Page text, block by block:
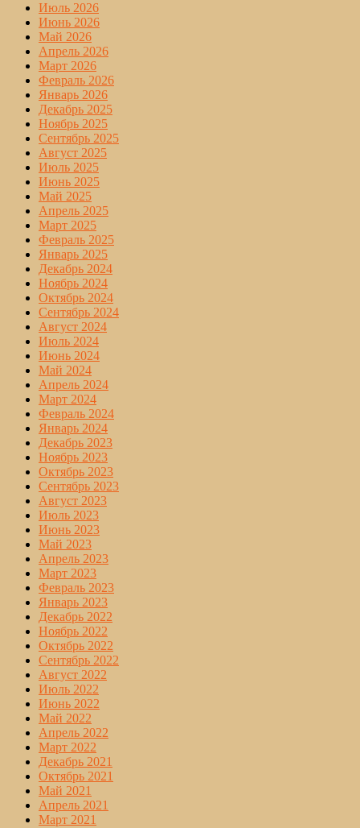
Июль 2026
Июнь 2026
Май 2026
Апрель 2026
Март 2026
Февраль 2026
Январь 2026
Декабрь 2025
Ноябрь 2025
Сентябрь 2025
Август 2025
Июль 2025
Июнь 2025
Май 2025
Апрель 2025
Март 2025
Февраль 2025
Январь 2025
Декабрь 2024
Ноябрь 2024
Октябрь 2024
Сентябрь 2024
Август 2024
Июль 2024
Июнь 2024
Май 2024
Апрель 2024
Март 2024
Февраль 2024
Январь 2024
Декабрь 2023
Ноябрь 2023
Октябрь 2023
Сентябрь 2023
Август 2023
Июль 2023
Июнь 2023
Май 2023
Апрель 2023
Март 2023
Февраль 2023
Январь 2023
Декабрь 2022
Ноябрь 2022
Октябрь 2022
Сентябрь 2022
Август 2022
Июль 2022
Июнь 2022
Май 2022
Апрель 2022
Март 2022
Декабрь 2021
Октябрь 2021
Май 2021
Апрель 2021
Март 2021